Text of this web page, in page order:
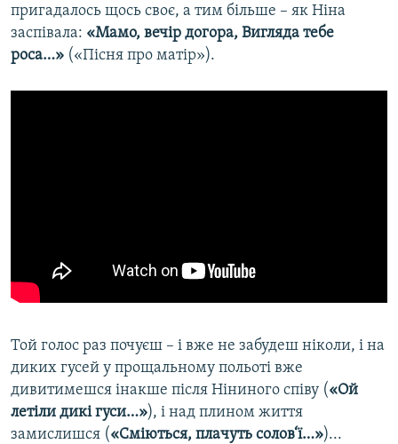
пригадалось щось своє, а тим більше – як Ніна
заспівала: «Мамо, вечір догора, Вигляда тебе
роса…» («Пісня про матір»).
Той голос раз почуєш – і вже не забудеш ніколи, і на
диких гусей у прощальному польоті вже
дивитимешся інакше після Ніниного співу («Ой
летіли дикі гуси…»), і над плином життя
замислишся («Сміються, плачуть солов‘ї…»)...